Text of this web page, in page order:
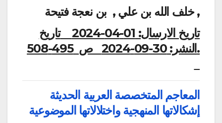
خلف الله بن علي , بن نعجة فتيحة ,
تاريخ الارسال: 01-04-2024
تاريخ
النشر:30-09-2024 ص 495-508.
المعاجم المتخصصة العربية الحديثة
إشكالاتها المنهجية واختلالاتها الموضوعية